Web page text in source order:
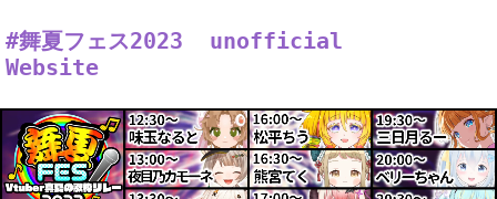
#舞夏フェス2023  unofficial
Website